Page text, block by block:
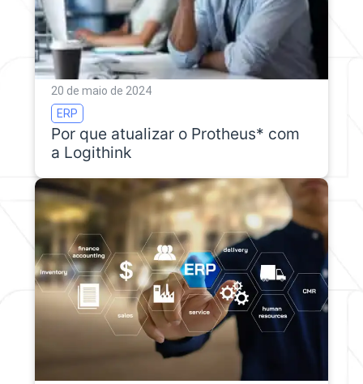
20 de maio de 2024
ERP
Por que atualizar o Protheus* com
a Logithink